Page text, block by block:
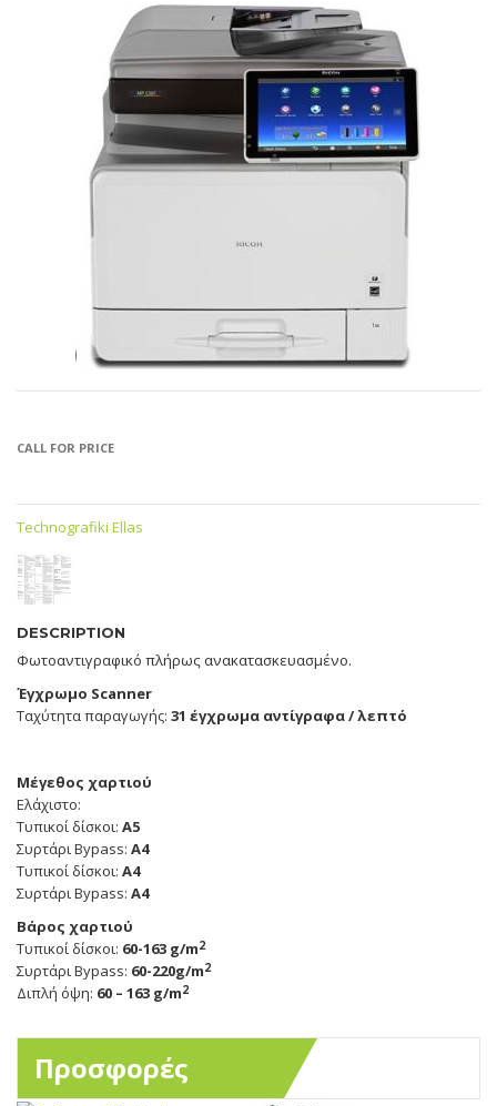
CALL FOR PRICE
Technografiki Ellas
DESCRIPTION
Φωτοαντιγραφικό πλήρως ανακατασκευασμένο.
Έγχρωμο Scanner
Ταχύτητα παραγωγής: 31 έγχρωμα αντίγραφα / λεπτό
Μέγεθος χαρτιού
Ελάχιστο:
Τυπικοί δίσκοι: A5
Συρτάρι Bypass: A4
Τυπικοί δίσκοι: A4
Συρτάρι Bypass: A4
Βάρος χαρτιού
Τυπικοί δίσκοι: 60-163 g/m2
Συρτάρι Bypass: 60-220g/m2
Διπλή όψη: 60 – 163 g/m2
Προσφορές